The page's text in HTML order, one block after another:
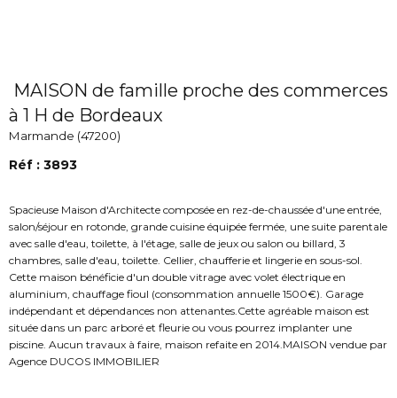
MAISON de famille proche des commerces
à 1 H de Bordeaux
Marmande (47200)
Réf : 3893
Spacieuse Maison d'Architecte composée en rez-de-chaussée d'une entrée,
salon/séjour en rotonde, grande cuisine équipée fermée, une suite parentale
avec salle d'eau, toilette, à l'étage, salle de jeux ou salon ou billard, 3
chambres, salle d'eau, toilette. Cellier, chaufferie et lingerie en sous-sol.
Cette maison bénéficie d'un double vitrage avec volet électrique en
aluminium, chauffage fioul (consommation annuelle 1500€). Garage
indépendant et dépendances non attenantes.Cette agréable maison est
située dans un parc arboré et fleurie ou vous pourrez implanter une
piscine. Aucun travaux à faire, maison refaite en 2014.MAISON vendue par
Agence DUCOS IMMOBILIER